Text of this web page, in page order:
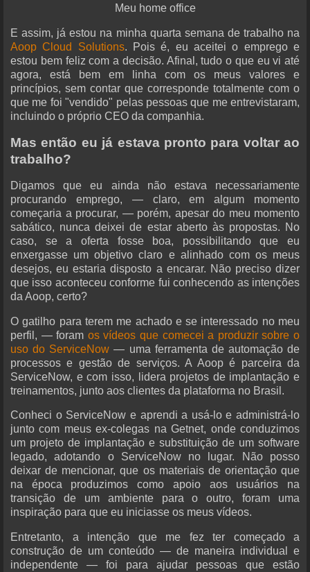
Meu home office
E assim, já estou na minha quarta semana de trabalho na
Aoop Cloud Solutions. Pois é, eu aceitei o emprego e
estou bem feliz com a decisão. Afinal, tudo o que eu vi até
agora, está bem em linha com os meus valores e
princípios, sem contar que corresponde totalmente com o
que me foi "vendido" pelas pessoas que me entrevistaram,
incluindo o próprio CEO da companhia.
Mas então eu já estava pronto para voltar ao
trabalho?
Digamos que eu ainda não estava necessariamente
procurando emprego, — claro, em algum momento
começaria a procurar, — porém, apesar do meu momento
sabático, nunca deixei de estar aberto às propostas. No
caso, se a oferta fosse boa, possibilitando que eu
enxergasse um objetivo claro e alinhado com os meus
desejos, eu estaria disposto a encarar. Não preciso dizer
que isso aconteceu conforme fui conhecendo as intenções
da Aoop, certo?
O gatilho para terem me achado e se interessado no meu
perfil, — foram os vídeos que comecei a produzir sobre o
uso do ServiceNow — uma ferramenta de automação de
processos e gestão de serviços. A Aoop é parceira da
ServiceNow, e com isso, lidera projetos de implantação e
treinamentos, junto aos clientes da plataforma no Brasil.
Conheci o ServiceNow e aprendi a usá-lo e administrá-lo
junto com meus ex-colegas na Getnet, onde conduzimos
um projeto de implantação e substituição de um software
legado, adotando o ServiceNow no lugar. Não posso
deixar de mencionar, que os materiais de orientação que
na época produzimos como apoio aos usuários na
transição de um ambiente para o outro, foram uma
inspiração para que eu iniciasse os meus vídeos.
Entretanto, a intenção que me fez ter começado a
construção de um conteúdo — de maneira individual e
independente — foi para ajudar pessoas que estão